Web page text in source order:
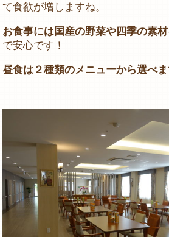
て食欲が増しますね。
お食事には国産の野菜や四季の素
で安心です！
昼食は２種類のメニューから選べま